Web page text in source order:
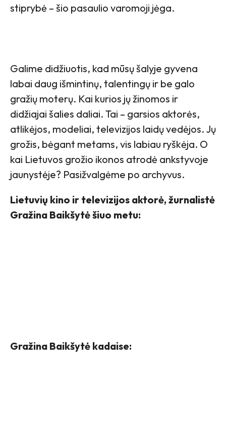
stiprybė – šio pasaulio varomoji jėga.
Galime didžiuotis, kad mūsų šalyje gyvena
labai daug išmintinų, talentingų ir be galo
gražių moterų. Kai kurios jų žinomos ir
didžiajai šalies daliai. Tai – garsios aktorės,
atlikėjos, modeliai, televizijos laidų vedėjos. Jų
grožis, bėgant metams, vis labiau ryškėja. O
kai Lietuvos grožio ikonos atrodė ankstyvoje
jaunystėje? Pasižvalgėme po archyvus.
Lietuvių kino ir televizijos aktorė, žurnalistė
Gražina Baikšytė šiuo metu:
Gražina Baikšytė kadaise: